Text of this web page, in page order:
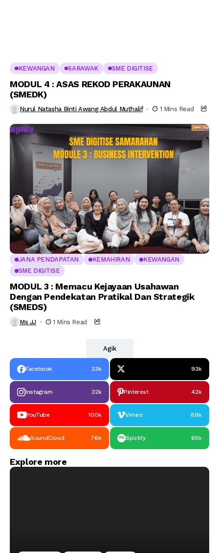
KEWANGAN SARAWAK SME DIGITISE
MODUL 4 : ASAS REKOD PERAKAUNAN
(SMEDK)
Nurul Natasha Binti Awang Abdul Muthalif 1 Mins Read
JANA PENDAPATAN KEMAHIRAN
KEWANGAN
SME DIGITISE
MODUL 3 : Memacu Kejayaan Usahawan
Dengan Pendekatan Pratikal Dan Strategik
(SMEDS)
Ms JJ 1 Mins Read
Agik
Facebook 23k 93k
Instagram 32k Pinterest 42k
YouTube 100k Vimeo 89k
SoundCloud 76k Spotify 65k
Explore more